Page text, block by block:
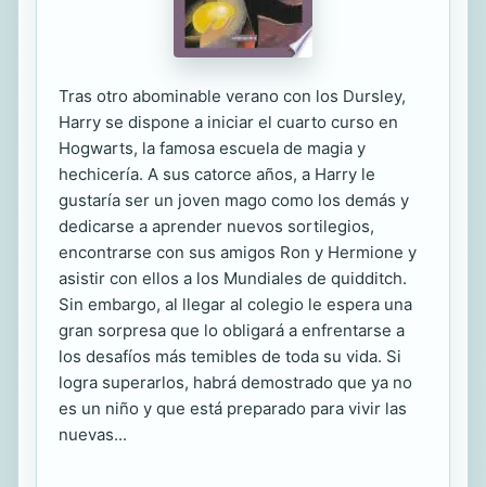
Tras otro abominable verano con los Dursley,
Harry se dispone a iniciar el cuarto curso en
Hogwarts, la famosa escuela de magia y
hechicería. A sus catorce años, a Harry le
gustaría ser un joven mago como los demás y
dedicarse a aprender nuevos sortilegios,
encontrarse con sus amigos Ron y Hermione y
asistir con ellos a los Mundiales de quidditch.
Sin embargo, al llegar al colegio le espera una
gran sorpresa que lo obligará a enfrentarse a
los desafíos más temibles de toda su vida. Si
logra superarlos, habrá demostrado que ya no
es un niño y que está preparado para vivir las
nuevas...